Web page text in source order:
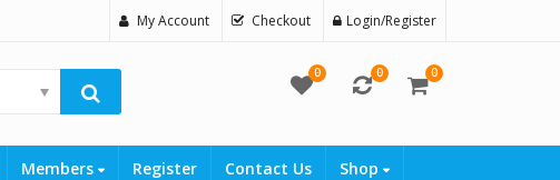
My Account Checkout Login/Register
0 0 0
Members Register Contact Us Shop